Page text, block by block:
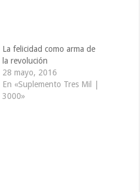
La felicidad como arma de
la revolución
28 mayo, 2016
En «Suplemento Tres Mil |
3000»